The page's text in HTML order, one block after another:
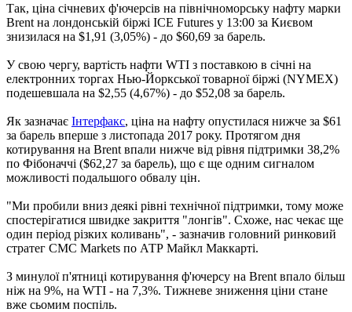
Так, ціна січневих ф'ючерсів на північноморську нафту марки
Brent на лондонській біржі ICE Futures у 13:00 за Києвом
знизилася на $1,91 (3,05%) - до $60,69 за барель.
У свою чергу, вартість нафти WTI з поставкою в січні на
електронних торгах Нью-Йоркської товарної біржі (NYMEX)
подешевшала на $2,55 (4,67%) - до $52,08 за барель.
Як зазначає Інтерфакс, ціна на нафту опустилася нижче за $61
за барель вперше з листопада 2017 року. Протягом дня
котирування на Brent впали нижче від рівня підтримки 38,2%
по Фібоначчі ($62,27 за барель), що є ще одним сигналом
можливості подальшого обвалу цін.
"Ми пробили вниз деякі рівні технічної підтримки, тому може
спостерігатися швидке закриття "лонгів". Схоже, нас чекає ще
один період різких коливань", - зазначив головний ринковий
стратег CMC Markets по АТР Майкл Маккарті.
З минулої п'ятниці котирування ф'ючерсу на Brent впало більш
ніж на 9%, на WTI - на 7,3%. Тижневе зниження ціни стане
вже сьомим поспіль.